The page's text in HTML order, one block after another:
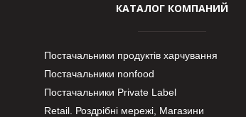
КАТАЛОГ КОМПАНИЙ
Постачальники продуктів харчування
Постачальники nonfood
Постачальники Private Label
Retail. Роздрібні мережі, Магазини